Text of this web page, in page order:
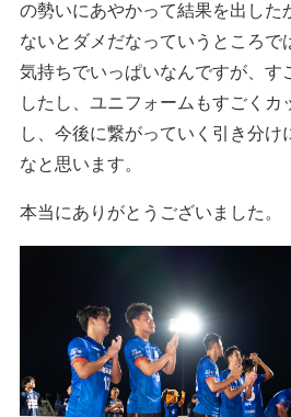
の勢いにあやかって結果を出した
ないとダメだなっていうところで
気持ちでいっぱいなんですが、す
したし、ユニフォームもすごくカ
し、今後に繋がっていく引き分け
なと思います。
本当にありがとうございました。